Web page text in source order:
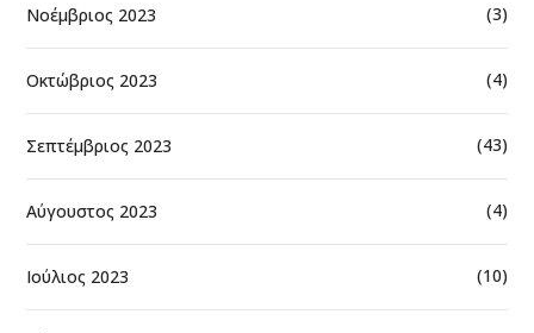
Νοέμβριος 2023 (3)
Οκτώβριος 2023 (4)
Σεπτέμβριος 2023 (43)
Αύγουστος 2023 (4)
Ιούλιος 2023 (10)